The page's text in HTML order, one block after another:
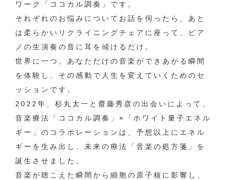
ワーク「ココカル調奏」です。
それぞれのお悩みについてお話を伺ったら、あと
は柔らかいリクライニングチェアに座って、ピア
ノの生演奏の音に耳を傾けるだけ。
世界に一つ、あなただけの音楽ができあがる瞬間
を体験し、その感動で人生を変えていくためのセ
ッションです。
2022年、杉丸太一と齋藤秀彦の出会いによって、
音楽療法「ココカル調奏」×「ホワイト量子エネル
ギー」のコラボレーションは、予想以上にエネル
ギーを生み出し、未来の療法「音楽の処方箋」を
誕生させました。
音楽が聴こえた瞬間から細胞の原子核に影響し、